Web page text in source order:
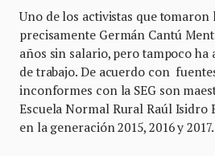
Uno de los activistas que tomaron
precisamente Germán Cantú
años sin salario, pero tampoco ha
de trabajo. De acuerdo con
inconformes con la SEG son
Escuela Normal Rural Raúl Isidro
en la generación 2015, 2016 y 2017.